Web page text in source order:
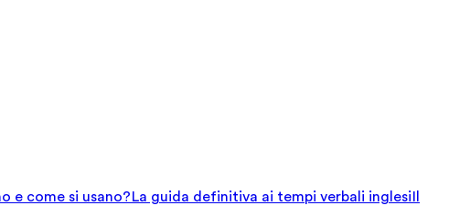
e come si usano?La guida definitiva ai tempi verbali inglesiIl